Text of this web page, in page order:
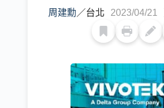
周建勳 ／台北 2023/04/21